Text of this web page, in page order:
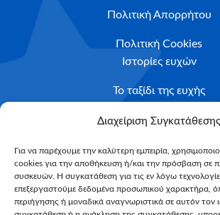
Διαχείριση Συγκατάθεσης
Για να παρέχουμε την καλύτερη εμπειρία,
cookies για την αποθήκευση ή/και την πρόσβαση σε
συσκευών. Η συγκατάθεση για τις εν λόγω
επεξεργαστούμε δεδομένα προσωπικού χαρακτήρα,
περιήγησης ή μοναδικά αναγνωριστικά σε αυτόν τον
Πολιτική Απορρήτου
Πολιτική Cookies
Ιστορίες ευχών
Το ταξίδι της ευχής
Κριτήρια Καταλληλότητας
Υποβολή Αιτήματος
NEWSLETTER
Email*